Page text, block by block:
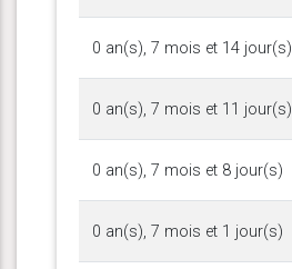
0 an(s), 7 mois et 14 jour(s)
0 an(s), 7 mois et 11 jour(s)
0 an(s), 7 mois et 8 jour(s)
0 an(s), 7 mois et 1 jour(s)